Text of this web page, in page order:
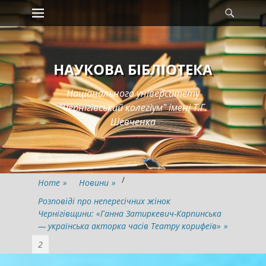
Skip
to
content
Primary Menu
НАУКОВА БІБЛІОТЕКА
Національного університету
"Чернігівський колегіум" імені Т.Г.
Шевченка
Home » Новини » /
Розповіді про непересічних жінок
Чернігівщини: «Ганна Затиркевич-Карпинська
— українська акторка часів Театру корифеїв» »
2